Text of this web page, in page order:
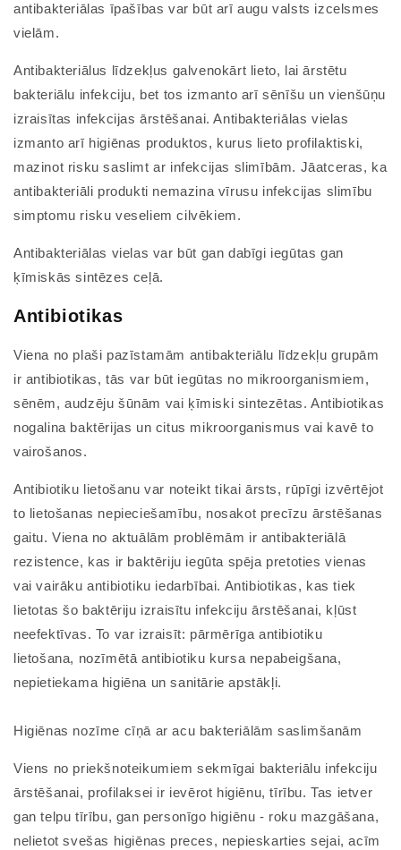
antibakteriālas īpašības var būt arī augu valsts izcelsmes
vielām.
Antibakteriālus līdzekļus galvenokārt lieto, lai ārstētu
bakteriālu infekciju, bet tos izmanto arī sēnīšu un vienšūņu
izraisītas infekcijas ārstēšanai. Antibakteriālas vielas
izmanto arī higiēnas produktos, kurus lieto profilaktiski,
mazinot risku saslimt ar infekcijas slimībām. Jāatceras, ka
antibakteriāli produkti nemazina vīrusu infekcijas slimību
simptomu risku veseliem cilvēkiem.
Antibakteriālas vielas var būt gan dabīgi iegūtas gan
ķīmiskās sintēzes ceļā.
Antibiotikas
Viena no plaši pazīstamām antibakteriālu līdzekļu grupām
ir antibiotikas, tās var būt iegūtas no mikroorganismiem,
sēnēm, audzēju šūnām vai ķīmiski sintezētas. Antibiotikas
nogalina baktērijas un citus mikroorganismus vai kavē to
vairošanos.
Antibiotiku lietošanu var noteikt tikai ārsts, rūpīgi izvērtējot
to lietošanas nepieciešamību, nosakot precīzu ārstēšanas
gaitu. Viena no aktuālām problēmām ir antibakteriālā
rezistence, kas ir baktēriju iegūta spēja pretoties vienas
vai vairāku antibiotiku iedarbībai. Antibiotikas, kas tiek
lietotas šo baktēriju izraisītu infekciju ārstēšanai, kļūst
neefektīvas. To var izraisīt: pārmērīga antibiotiku
lietošana, nozīmētā antibiotiku kursa nepabeigšana,
nepietiekama higiēna un sanitārie apstākļi.
Higiēnas nozīme cīņā ar acu bakteriālām saslimšanām
Viens no priekšnoteikumiem sekmīgai bakteriālu infekciju
ārstēšanai, profilaksei ir ievērot higiēnu, tīrību. Tas ietver
gan telpu tīrību, gan personīgo higiēnu - roku mazgāšana,
nelietot svešas higiēnas preces, nepieskarties sejai, acīm